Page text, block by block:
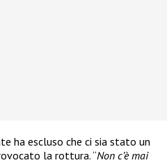
ha escluso che ci sia stato un
la rottura. “Non c’è mai